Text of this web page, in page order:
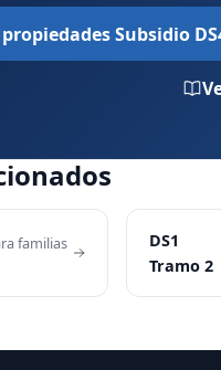
Subsidio
familias
DS1
Tramo 2